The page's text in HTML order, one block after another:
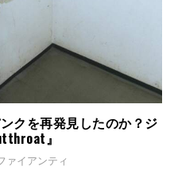
クを再発見したのか？ジ
』
ァイアンティ